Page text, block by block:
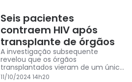
Seis pacientes
contraem HIV após
transplante de órgãos
A investigação subsequente
revelou que os órgãos
transplantados vieram de um único
doador
11/10/2024 14h20